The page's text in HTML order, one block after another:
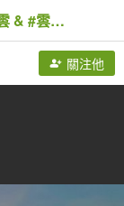
二格山 #夜景琉璃雲瀑 & #日出火燒雲 & #雲海流瀑 6/28&29
關注他